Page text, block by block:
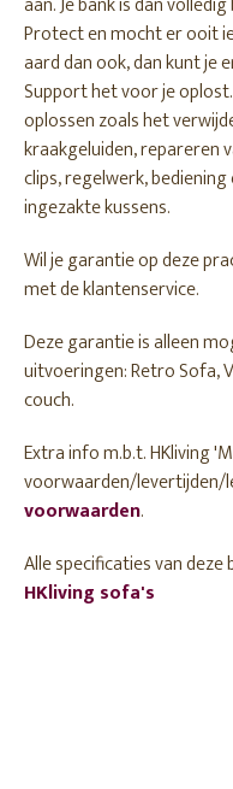
Protect en mocht er ooit
aard dan ook, dan kunt je
Support het voor je
oplossen zoals het
kraakgeluiden, repareren
clips, regelwerk,
ingezakte kussens.
Wil je garantie op deze
met de klantenservice.
Deze garantie is alleen
uitvoeringen: Retro Sofa,
couch.
Extra info m.b.t. HKliving
voorwaarden/levertijden/
voorwaarden.
Alle specificaties van deze
HKliving sofa's